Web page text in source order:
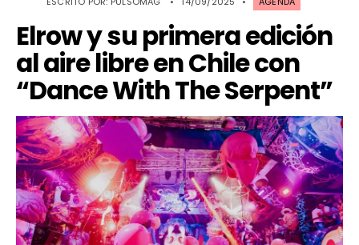
Elrow y su primera edición
al aire libre en Chile con
“Dance With The Serpent”